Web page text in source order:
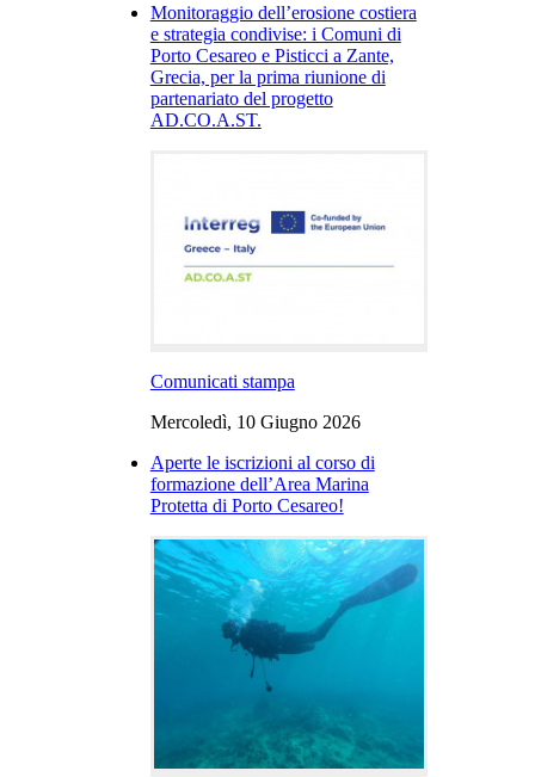
Monitoraggio dell’erosione costiera
e strategia condivise: i Comuni di
Porto Cesareo e Pisticci a Zante,
Grecia, per la prima riunione di
partenariato del progetto
AD.CO.A.ST.
Comunicati stampa
Mercoledì, 10 Giugno 2026
Aperte le iscrizioni al corso di
formazione dell’Area Marina
Protetta di Porto Cesareo!